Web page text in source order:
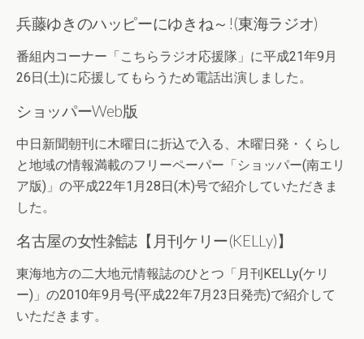
兵藤ゆきのハッピーにゆきね～!(東海ラジオ)
番組内コーナー「こちらラジオ応援隊」に平成21年9月
26日(土)に応援してもらうため電話出演しました。
ショッパーWeb版
中日新聞朝刊に木曜日に折込で入る、木曜日発・くらし
と地域の情報満載のフリーペーパー「ショッパー(南エリ
ア版)」の平成22年1月28日(木)号で紹介していただきま
した。
名古屋の女性雑誌【月刊ケリー(KELLy)】
東海地方の二大地元情報誌のひとつ「月刊KELLy(ケリ
ー)」の2010年9月号(平成22年7月23日発売)で紹介して
いただきます。